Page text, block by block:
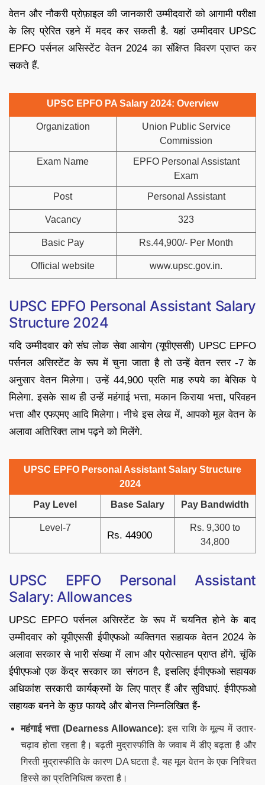
वेतन और नौकरी प्रोफ़ाइल की जानकारी उम्मीदवारों को आगामी परीक्षा
के लिए प्रेरित रहने में मदद कर सकती है. यहां उम्मीदवार UPSC
EPFO पर्सनल असिस्टेंट वेतन 2024 का संक्षिप्त विवरण प्राप्त कर
सकते हैं.
UPSC EPFO PA Salary 2024: Overview
Organization
Union Public Service
Commission
Exam Name
EPFO Personal Assistant
Exam
Post Personal Assistant
Vacancy 323
Basic Pay Rs.44,900/- Per Month
Official website www.upsc.gov.in.
UPSC EPFO Personal Assistant Salary
Structure 2024
यदि उम्मीदवार को संघ लोक सेवा आयोग (यूपीएससी) UPSC EPFO
पर्सनल असिस्टेंट के रूप में चुना जाता है तो उन्हें वेतन स्तर -7 के
अनुसार वेतन मिलेगा। उन्हें 44,900 प्रति माह रुपये का बेसिक पे
मिलेगा. इसके साथ ही उन्हें महंगाई भत्ता, मकान किराया भत्ता, परिवहन
भत्ता और एफएमए आदि मिलेगा। नीचे इस लेख में, आपको मूल वेतन के
अलावा अतिरिक्त लाभ पढ़ने को मिलेंगे.
UPSC EPFO Personal Assistant Salary Structure
2024
Pay Level Base Salary Pay Bandwidth
Level-7
Rs. 44900
Rs. 9,300 to
34,800
UPSC EPFO Personal Assistant
Salary: Allowances
UPSC EPFO पर्सनल असिस्टेंट के रूप में चयनित होने के बाद
उम्मीदवार को यूपीएससी ईपीएफओ व्यक्तिगत सहायक वेतन 2024 के
अलावा सरकार से भारी संख्या में लाभ और प्रोत्साहन प्राप्त होंगे. चूंकि
ईपीएफओ एक केंद्र सरकार का संगठन है, इसलिए ईपीएफओ सहायक
अधिकांश सरकारी कार्यक्रमों के लिए पात्र हैं और सुविधाएं. ईपीएफओ
सहायक बनने के कुछ फायदे और बोनस निम्नलिखित हैं-
महंगाई भत्ता (Dearness Allowance): इस राशि के मूल्य में उतार-
चढ़ाव होता रहता है। बढ़ती मुद्रास्फीति के जवाब में डीए बढ़ता है और
गिरती मुद्रास्फीति के कारण DA घटता है. यह मूल वेतन के एक निश्चित
हिस्से का प्रतिनिधित्व करता है।